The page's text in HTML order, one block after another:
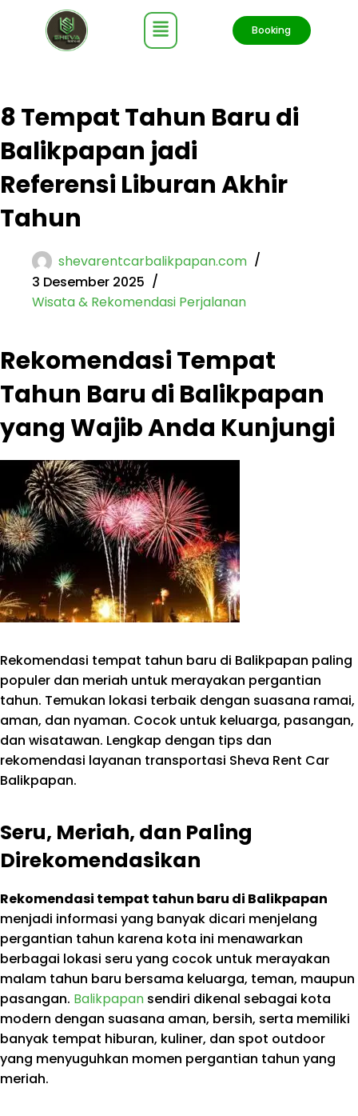
Booking
8 Tempat Tahun Baru di
Balikpapan jadi
Referensi Liburan Akhir
Tahun
shevarentcarbalikpapan.com
3 Desember 2025
Wisata & Rekomendasi Perjalanan
Rekomendasi Tempat
Tahun Baru di Balikpapan
yang Wajib Anda Kunjungi
Rekomendasi tempat tahun baru di Balikpapan paling
populer dan meriah untuk merayakan pergantian
tahun. Temukan lokasi terbaik dengan suasana ramai,
aman, dan nyaman. Cocok untuk keluarga, pasangan,
dan wisatawan. Lengkap dengan tips dan
rekomendasi layanan transportasi Sheva Rent Car
Balikpapan.
Seru, Meriah, dan Paling
Direkomendasikan
Rekomendasi tempat tahun baru di Balikpapan
menjadi informasi yang banyak dicari menjelang
pergantian tahun karena kota ini menawarkan
berbagai lokasi seru yang cocok untuk merayakan
malam tahun baru bersama keluarga, teman, maupun
pasangan. Balikpapan sendiri dikenal sebagai kota
modern dengan suasana aman, bersih, serta memiliki
banyak tempat hiburan, kuliner, dan spot outdoor
yang menyuguhkan momen pergantian tahun yang
meriah.